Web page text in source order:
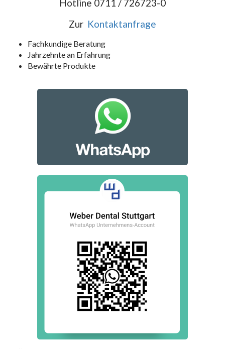
Hotline 0711 / 726723-0
Zur Kontaktanfrage
Fachkundige Beratung
Jahrzehnte an Erfahrung
Bewährte Produkte